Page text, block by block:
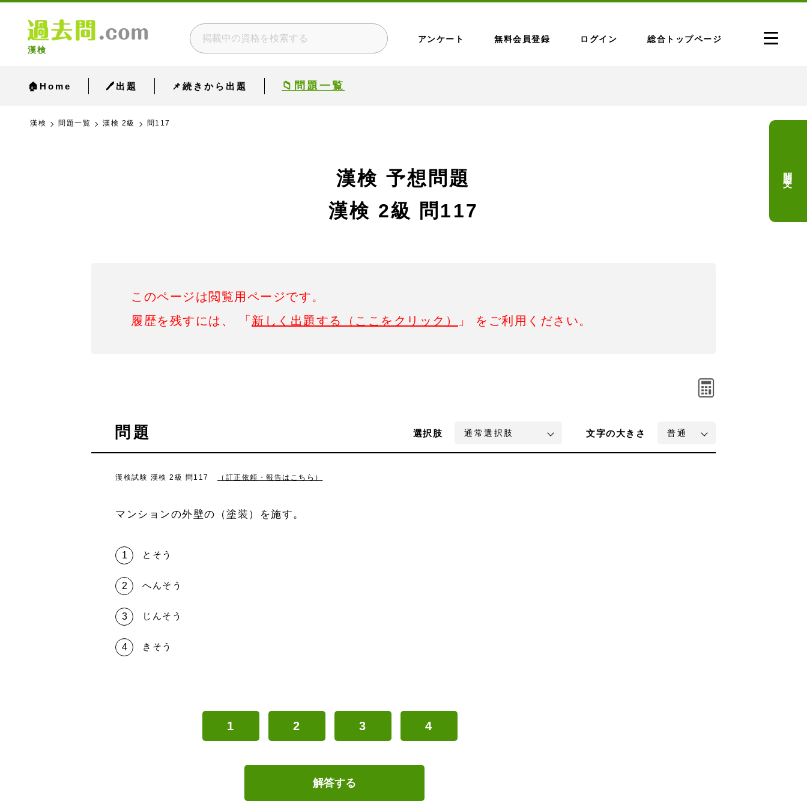
漢検
アンケート 無料会員登録 ログイン 総合トップページ
🏠Home 🖊出題 📌続きから出題 📁問題一覧
漢検 問題一覧 漢検 2級 問117
漢検 予想問題
漢検 2級
問117
このページは閲覧用ページです。
履歴を残すには、 「 新しく出題する（ここをクリック） 」 をご利用ください。
問題 選択肢 文字の大きさ
漢検試験 漢検 2級 問117 （訂正依頼・報告はこちら）
マンションの外壁の（塗装）を施す。
とそう
へんそう
じんそう
きそう
1 2 3 4
解答する